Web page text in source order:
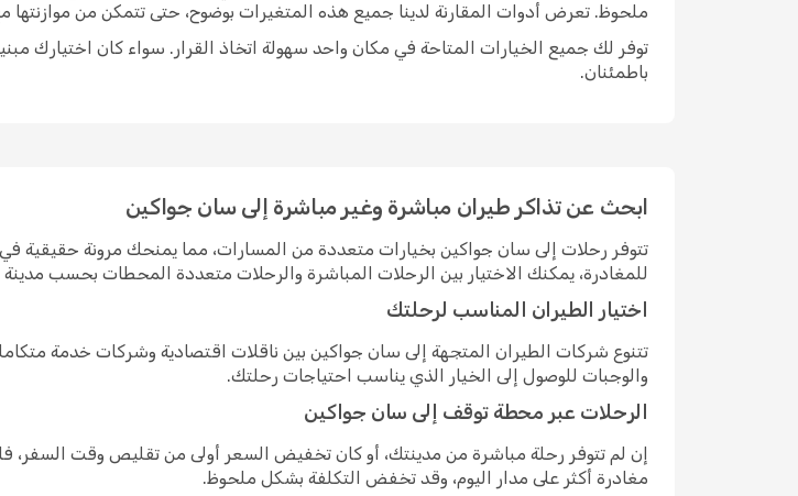
ملحوظ. تعرض أدوات المقارنة لدينا جميع هذه المتغيرات بوضوح، حتى تتمكن من
توفر لك جميع الخيارات المتاحة في مكان واحد سهولة اتخاذ القرار. سواء كان اختيارك
باطمئنان.
ابحث عن تذاكر طيران مباشرة وغير مباشرة إلى سان جواكين
تتوفر رحلات إلى سان جواكين بخيارات متعددة من المسارات، مما يمنحك مرونة
للمغادرة، يمكنك الاختيار بين الرحلات المباشرة والرحلات متعددة المحطات بحسب
اختيار الطيران المناسب لرحلتك
تتنوع شركات الطيران المتجهة إلى سان جواكين بين ناقلات اقتصادية وشركات خدمة
والوجبات للوصول إلى الخيار الذي يناسب احتياجات رحلتك.
الرحلات عبر محطة توقف إلى سان جواكين
إن لم تتوفر رحلة مباشرة من مدينتك، أو كان تخفيض السعر أولى من تقليص وقت السفر،
مغادرة أكثر على مدار اليوم، وقد تخفض التكلفة بشكل ملحوظ.